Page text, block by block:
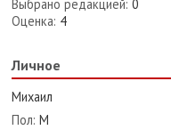
Выбрано редакцией: 0
Оценка: 4
Личное
Михаил
Пол: М